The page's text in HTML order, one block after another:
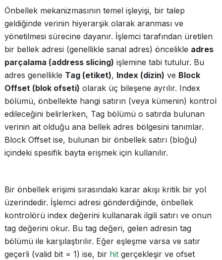
Önbellek mekanizmasının temel işleyişi, bir talep
geldiğinde verinin hiyerarşik olarak aranması ve
yönetilmesi sürecine dayanır. İşlemci tarafından üretilen
bir bellek adresi (genellikle sanal adres) öncelikle adres
parçalama (address slicing) işlemine tabi tutulur. Bu
adres genellikle Tag (etiket), Index (dizin) ve Block
Offset (blok ofseti) olarak üç bileşene ayrılır. Index
bölümü, önbellekte hangi satırın (veya kümenin) kontrol
edileceğini belirlerken, Tag bölümü o satırda bulunan
verinin ait olduğu ana bellek adres bölgesini tanımlar.
Block Offset ise, bulunan bir önbellek satırı (bloğu)
içindeki spesifik bayta erişmek için kullanılır.
Bir önbellek erişimi sırasındaki karar akışı kritik bir yol
üzerindedir. İşlemci adresi gönderdiğinde, önbellek
kontrolörü index değerini kullanarak ilgili satırı ve onun
tag değerini okur. Bu tag değeri, gelen adresin tag
bölümü ile karşılaştırılır. Eğer eşleşme varsa ve satır
geçerli (valid bit = 1) ise, bir hit gerçekleşir ve ofset